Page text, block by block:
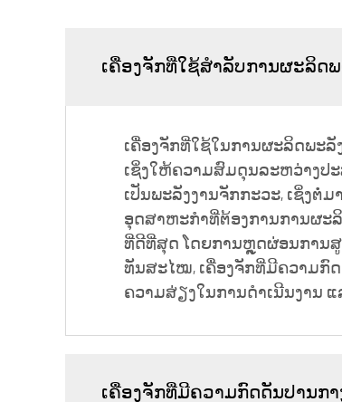
ເຄື່ອງຈັກທີ່ໃຊ້ສຳລັບການຜະລິດພະລັ
ເຄື່ອງຈັກທີ່ໃຊ້ໃນການຜະລິດພະ
ເຊິ່ງໃຫ້ຄວາມສົມດຸນລະຫວ່າງປ
ເປັນພະລັງງານຈັກກະວະ, ເຊິ່ງຕໍ່
ອຸດສາຫະກຳທີ່ຕ້ອງການການຜະ
ທີ່ດີທີ່ສຸດ ໂດຍການຫຼຸດຜ່ອນການ
ທັນສະໄໝ, ເຄື່ອງຈັກທີ່ມີຄວາມກົ
ຄວາມສ່ຽງໃນການດຳເນີນງານ
ເຄື່ອງຈັກທີ່ມີຄວາມກົດດັນປານກ